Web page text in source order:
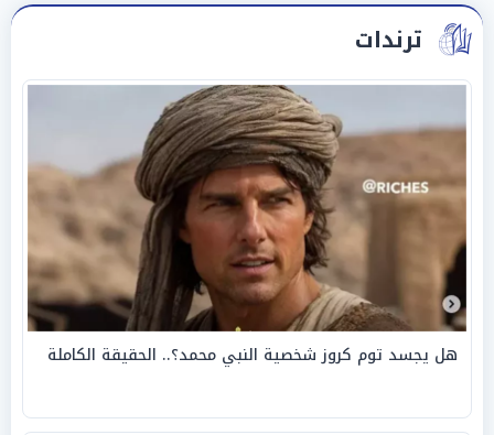
ترندات
هل يجسد توم كروز شخصية النبي محمد؟.. الحقيقة الكاملة